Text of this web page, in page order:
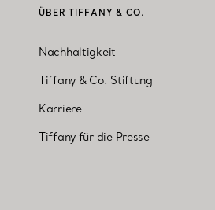
ÜBER TIFFANY & CO.
Nachhaltigkeit
Tiffany & Co. Stiftung
Karriere
Tiffany für die Presse